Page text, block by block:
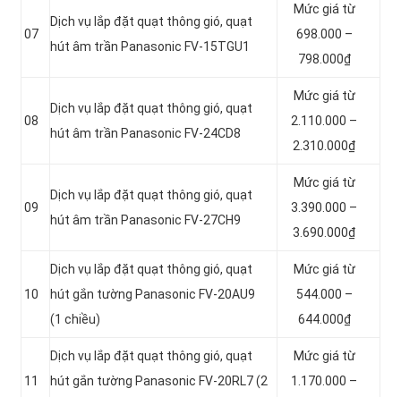
07
Dịch vụ lắp đặt quạt thông gió, quạt
hút âm trần Panasonic FV-15TGU1
Mức giá từ
698.000 –
798.000₫
08
Dịch vụ lắp đặt quạt thông gió, quạt
hút âm trần Panasonic FV-24CD8
Mức giá từ
2.110.000 –
2.310.000₫
09
Dịch vụ lắp đặt quạt thông gió, quạt
hút âm trần Panasonic FV-27CH9
Mức giá từ
3.390.000 –
3.690.000₫
10
Dịch vụ lắp đặt quạt thông gió, quạt
hút gắn tường Panasonic FV-20AU9
(1 chiều)
Mức giá từ
544.000 –
644.000₫
11
Dịch vụ lắp đặt quạt thông gió, quạt
hút gắn tường Panasonic FV-20RL7 (2
Mức giá từ
1.170.000 –